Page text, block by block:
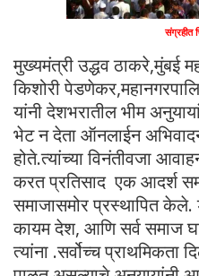
संग्रहीत
मुख्यमंत्री उद्धव ठाकरे,मुंबई
किशोरी
यांनी देशभरातील भीम
भेट न देता ऑनलाईन
होते.त्यांच्या विनंतीवजा
करत प्रतिसाद एक आदर्श
समाजासमोर प्रस्थापित केले.
कायम देश, आणि सर्व समाज
त्यांना .सर्वोच्च प्राथमिकता